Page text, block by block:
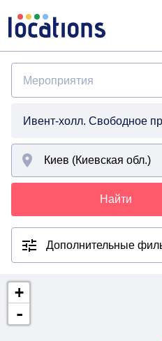
Мероприятия
Ивент-холл. Свободное
Найти
Дополнительные
+
-